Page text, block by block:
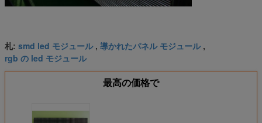
札: smd led モジュール, 導かれたパネル モジュール,
rgb の led モジュール
最高の価格で